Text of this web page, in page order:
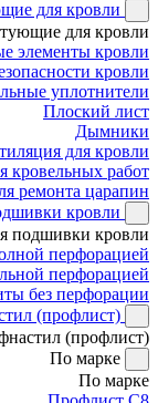
для кровли
для кровли
элементы кровли
кровли
уплотнители
Плоский лист
Дымники
для кровли
кровельных работ
ремонта царапин
кровли
подшивки кровли
перфорацией
перфорацией
без перфорации
(профлист)
(профлист)
По марке
По марке